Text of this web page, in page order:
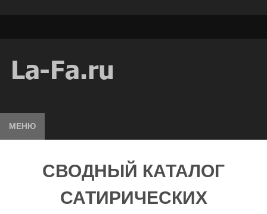
МЕНЮ
СВОДНЫЙ КАТАЛОГ
САТИРИЧЕСКИХ